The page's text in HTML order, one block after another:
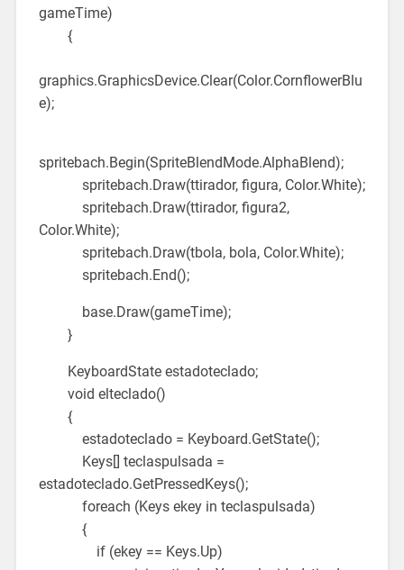
gameTime)
{
graphics.GraphicsDevice.Clear(Color.CornflowerBlu
e);
spritebach.Begin(SpriteBlendMode.AlphaBlend);
spritebach.Draw(ttirador, figura, Color.White);
spritebach.Draw(ttirador, figura2,
Color.White);
spritebach.Draw(tbola, bola, Color.White);
spritebach.End();
base.Draw(gameTime);
}
KeyboardState estadoteclado;
void elteclado()
{
estadoteclado = Keyboard.GetState();
Keys[] teclaspulsada =
estadoteclado.GetPressedKeys();
foreach (Keys ekey in teclaspulsada)
{
if (ekey == Keys.Up)